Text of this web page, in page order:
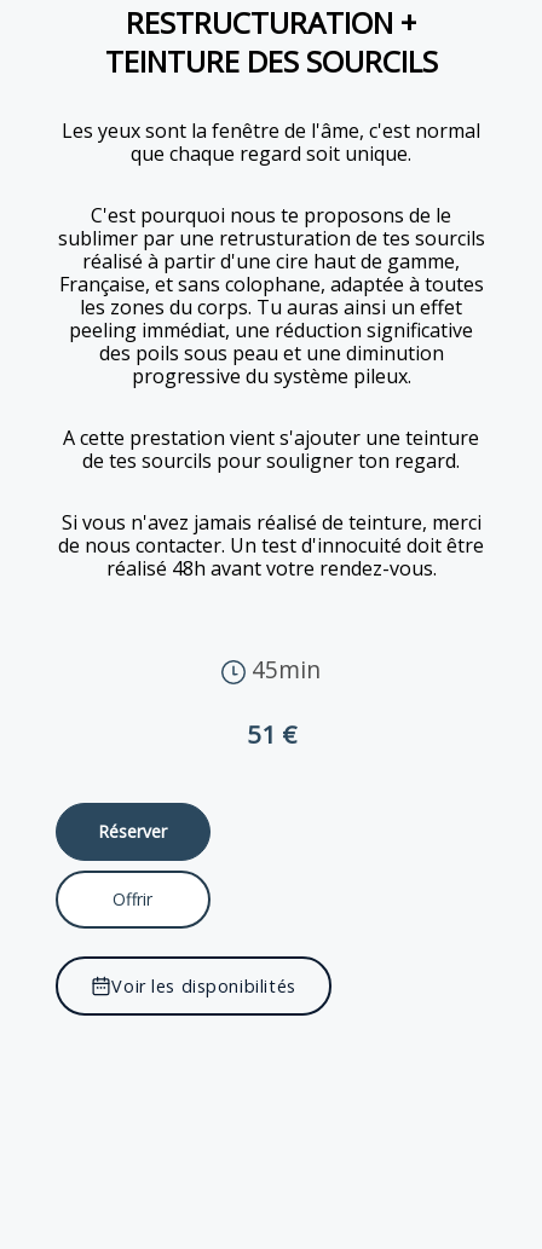
RESTRUCTURATION +
TEINTURE DES SOURCILS
Les yeux sont la fenêtre de l'âme, c'est normal
que chaque regard soit unique.
C'est pourquoi nous te proposons de le
sublimer par une retrusturation de tes sourcils
réalisé à partir d'une cire haut de gamme,
Française, et sans colophane, adaptée à toutes
les zones du corps. Tu auras ainsi un effet
peeling immédiat, une réduction significative
des poils sous peau et une diminution
progressive du système pileux.
A cette prestation vient s'ajouter une teinture
de tes sourcils pour souligner ton regard.
Si vous n'avez jamais réalisé de teinture, merci
de nous contacter. Un test d'innocuité doit être
réalisé 48h avant votre rendez-vous.
45min
51 €
Réserver
Offrir
Voir les disponibilités